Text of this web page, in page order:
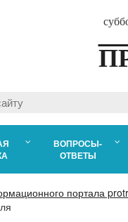
ВОПРОСЫ-
ОТВЕТЫ
портала